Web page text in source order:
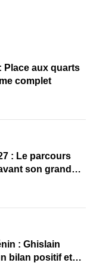
Place aux quarts
complet
: Le parcours
son grand
: Ghislain
bilan positif et